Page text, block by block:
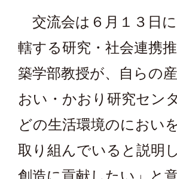
交流会は６月１３日
轄する研究・社会連携
築学部教授が、自らの
おい・かおり研究セン
どの生活環境のにおい
取り組んでいると説明